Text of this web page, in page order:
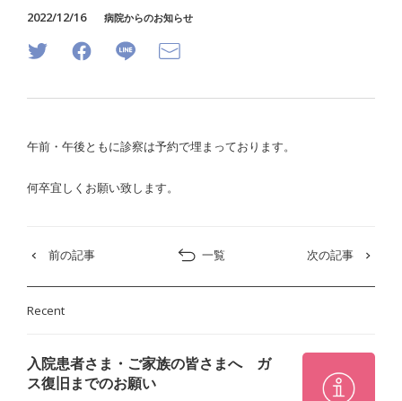
2022/12/16 病院からのお知らせ
午前・午後ともに診察は予約で埋まっております。
何卒宜しくお願い致します。
前の記事 一覧 次の記事
Recent
入院患者さま・ご家族の皆さまへ ガ
ス復旧までのお願い